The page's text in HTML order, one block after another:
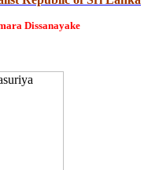
Dissanayake